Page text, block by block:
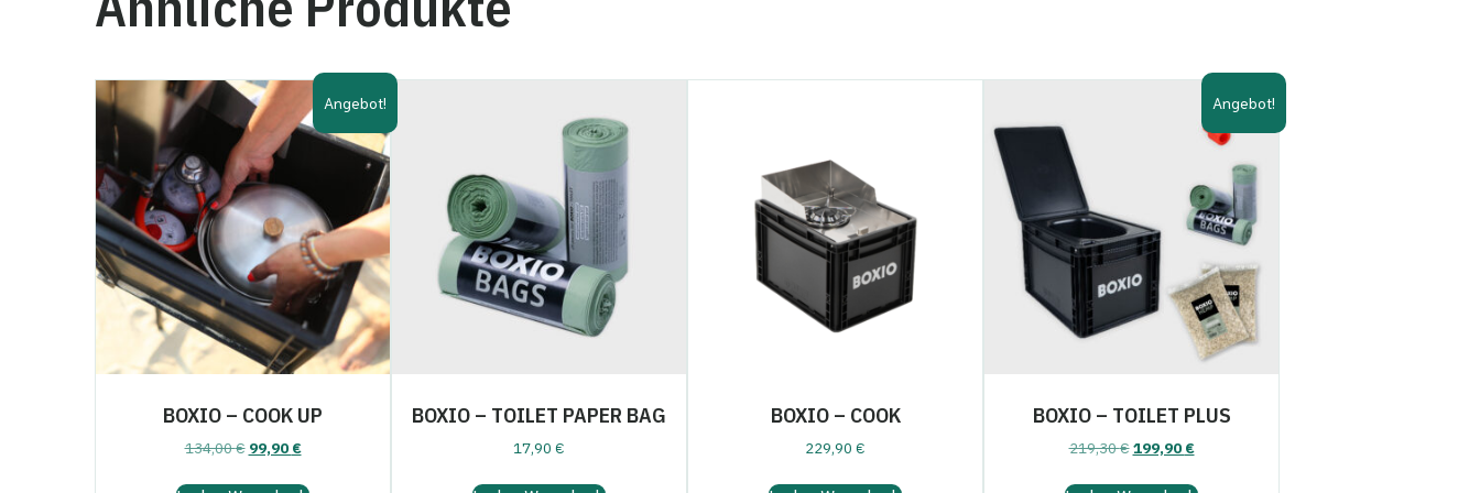
Angebot!
BOXIO – COOK UP
134,00€ Ursprünglicher
99,90 €Aktueller
BOXIO – TOILET PAPER BAG
17,90 €
BOXIO – COOK
229,90 €
Angebot!
BOXIO – TOILET PLUS
219,30€Ursprünglicher
199,90 €Aktueller